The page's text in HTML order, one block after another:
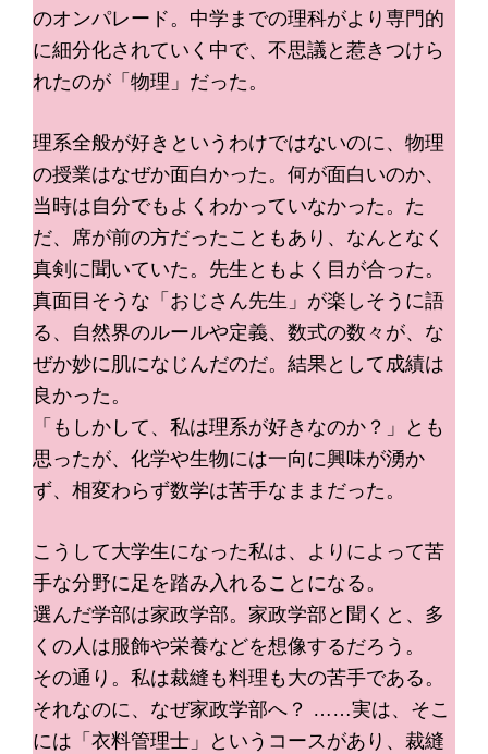
のオンパレード。中学までの理科がより専門的
に細分化されていく中で、不思議と惹きつけら
れたのが「物理」だった。
理系全般が好きというわけではないのに、物理
の授業はなぜか面白かった。何が面白いのか、
当時は自分でもよくわかっていなかった。た
だ、席が前の方だったこともあり、なんとなく
真剣に聞いていた。先生ともよく目が合った。
真面目そうな「おじさん先生」が楽しそうに語
る、自然界のルールや定義、数式の数々が、な
ぜか妙に肌になじんだのだ。結果として成績は
良かった。
「もしかして、私は理系が好きなのか？」とも
思ったが、化学や生物には一向に興味が湧か
ず、相変わらず数学は苦手なままだった。
こうして大学生になった私は、よりによって苦
手な分野に足を踏み入れることになる。
選んだ学部は家政学部。家政学部と聞くと、多
くの人は服飾や栄養などを想像するだろう。
その通り。私は裁縫も料理も大の苦手である。
それなのに、なぜ家政学部へ？ ……実は、そこ
には「衣料管理士」というコースがあり、裁縫